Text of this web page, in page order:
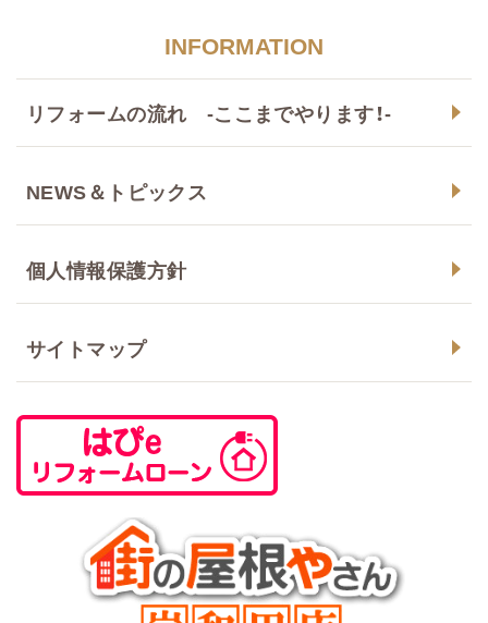
INFORMATION
リフォームの流れ -ここまでやります！-
NEWS＆トピックス
個人情報保護方針
サイトマップ